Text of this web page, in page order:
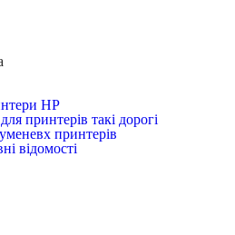
HP
принтерів такі дорогі
принтерів
відомості